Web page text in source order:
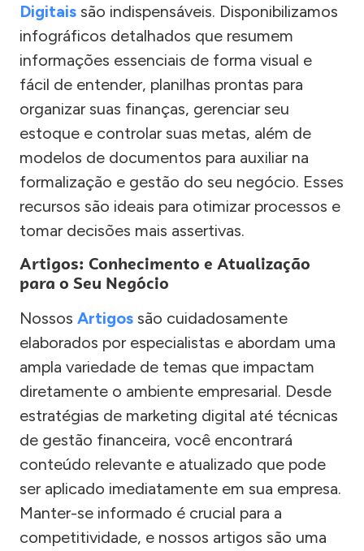
Digitais são indispensáveis. Disponibilizamos
infográficos detalhados que resumem
informações essenciais de forma visual e
fácil de entender, planilhas prontas para
organizar suas finanças, gerenciar seu
estoque e controlar suas metas, além de
modelos de documentos para auxiliar na
formalização e gestão do seu negócio. Esses
recursos são ideais para otimizar processos e
tomar decisões mais assertivas.
Artigos: Conhecimento e Atualização
para o Seu Negócio
Nossos Artigos são cuidadosamente
elaborados por especialistas e abordam uma
ampla variedade de temas que impactam
diretamente o ambiente empresarial. Desde
estratégias de marketing digital até técnicas
de gestão financeira, você encontrará
conteúdo relevante e atualizado que pode
ser aplicado imediatamente em sua empresa.
Manter-se informado é crucial para a
competitividade, e nossos artigos são uma